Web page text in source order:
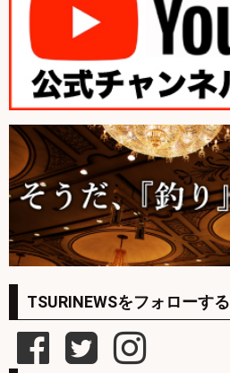
TSURINEWSをフォローする